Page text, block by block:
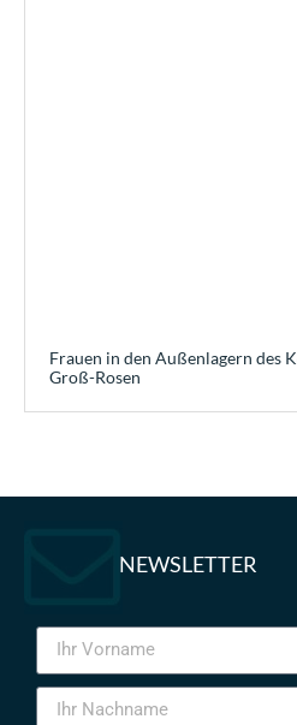
Frauen in den Außenlagern des
Groß-Rosen
NEWSLETTER